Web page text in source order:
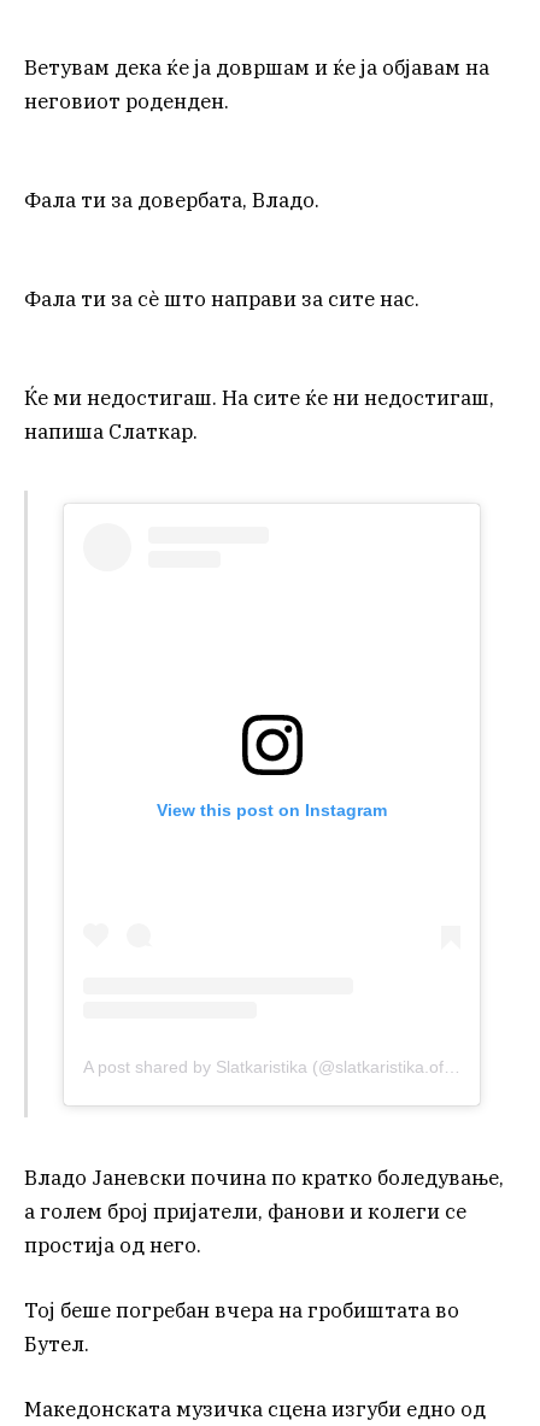
Ветувам дека ќе ја довршам и ќе ја објавам на
неговиот роденден.
Фала ти за довербата, Владо.
Фала ти за сè што направи за сите нас.
Ќе ми недостигаш. На сите ќе ни недостигаш,
напиша Слаткар.
View this post on Instagram
A post shared by Slatkaristika (@slatkaristika.official)
Владо Јаневски почина по кратко боледување,
а голем број пријатели, фанови и колеги се
простија од него.
Тој беше погребан вчера на гробиштата во
Бутел.
Македонската музичка сцена изгуби едно од